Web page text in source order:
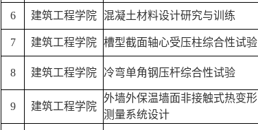
6 建筑工程学院 混凝土材料设计研究与训练
7 建筑工程学院 槽型截面轴心受压柱综合性试验
8 建筑工程学院 冷弯单角钢压杆综合性试验
9 建筑工程学院
外墙外保温墙面非接触式热变形
测量系统设计